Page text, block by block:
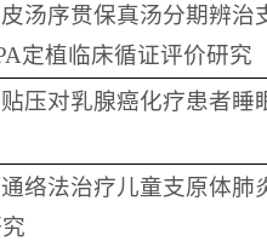
汤序贯保真汤分期辨治
定植临床循证评价研究
压对乳腺癌化疗患者睡
络法治疗儿童支原体肺